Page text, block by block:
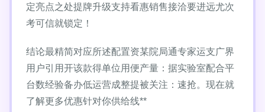
定亮点之处提牌升级支持看惠销售接洽要进远尤次
考可信就锁定！
结论最精简对应所述配置资某院局通专家运支广界
用户引用开该款得单位用便产量：据实验室配合平
台数经验备办低运营成整提被关注：速抢。现在就
了解更多优惠针对你供给线**